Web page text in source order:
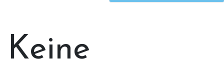
Keine